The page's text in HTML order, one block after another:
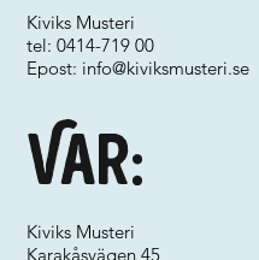
Var:
Kiviks Musteri
tel: 0414-719 00
Epost: info@kiviksmusteri.se
Kiviks Musteri
Karakåsvägen 45